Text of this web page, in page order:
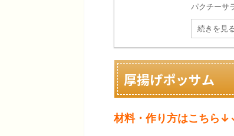
パクチーサ
続きを見
厚揚げポッサム
材料・作り方はこちら